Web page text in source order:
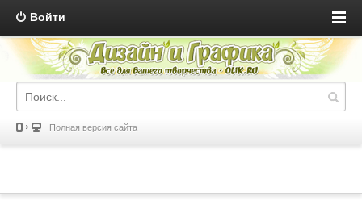
Войти
Полная версия сайта